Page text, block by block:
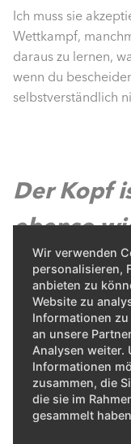
Wir verwenden
personalisieren,
anbieten zu
Website zu
Informationen
an unsere
Analysen weiter.
Informationen
zusammen, die
die sie im
gesammelt
Ich muss sie
Wettkampf,
daraus zu lernen,
wenn du
selbstverständlich
Der Kopf
ebenso
Körper.
stark zu
Ich spreche
Abgesehen davon
schwimme, das ist
machen muss. Das